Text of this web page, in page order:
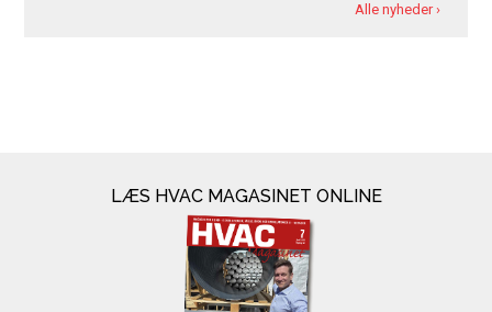
Alle nyheder ›
LÆS HVAC MAGASINET ONLINE